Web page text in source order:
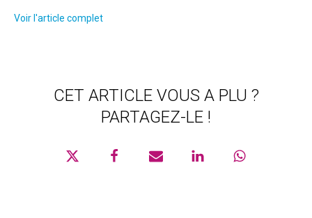
Voir l'article complet
CET ARTICLE VOUS A PLU ?
PARTAGEZ-LE !